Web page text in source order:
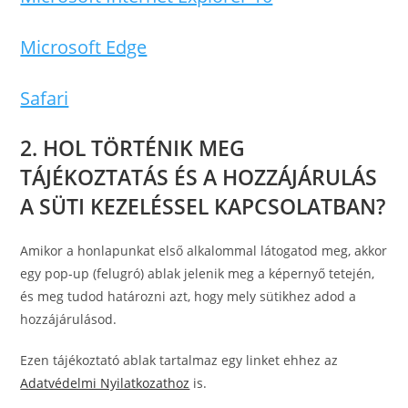
Microsoft Edge
Safari
2. HOL TÖRTÉNIK MEG
TÁJÉKOZTATÁS ÉS A HOZZÁJÁRULÁS
A SÜTI KEZELÉSSEL KAPCSOLATBAN?
Amikor a honlapunkat első alkalommal látogatod meg, akkor
egy pop-up (felugró) ablak jelenik meg a képernyő tetején,
és meg tudod határozni azt, hogy mely sütikhez adod a
hozzájárulásod.
Ezen tájékoztató ablak tartalmaz egy linket ehhez az
Adatvédelmi Nyilatkozathoz is.